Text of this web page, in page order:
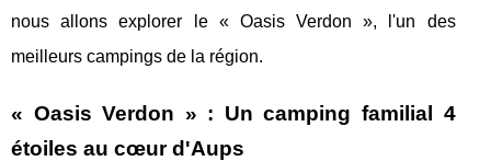
nous allons explorer le « Oasis Verdon », l'un des
meilleurs campings de la région.
« Oasis Verdon » : Un camping familial 4
étoiles au cœur d'Aups